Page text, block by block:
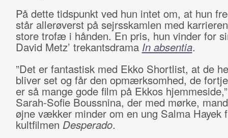
På dette tidspunkt ved hun intet om, at hun
står allerøverst på sejrsskamlen med
store trofæ i hånden. En pris, hun vinder for
David Metz’ trekantsdrama In absentia.
”Det er fantastisk med Ekko Shortlist, at de
bliver set og får den opmærksomhed, de
er så mange gode film på Ekkos
Sarah-Sofie Boussnina, der med mørke,
øjne vækker minder om en ung Salma Hayek
kultfilmen Desperado.